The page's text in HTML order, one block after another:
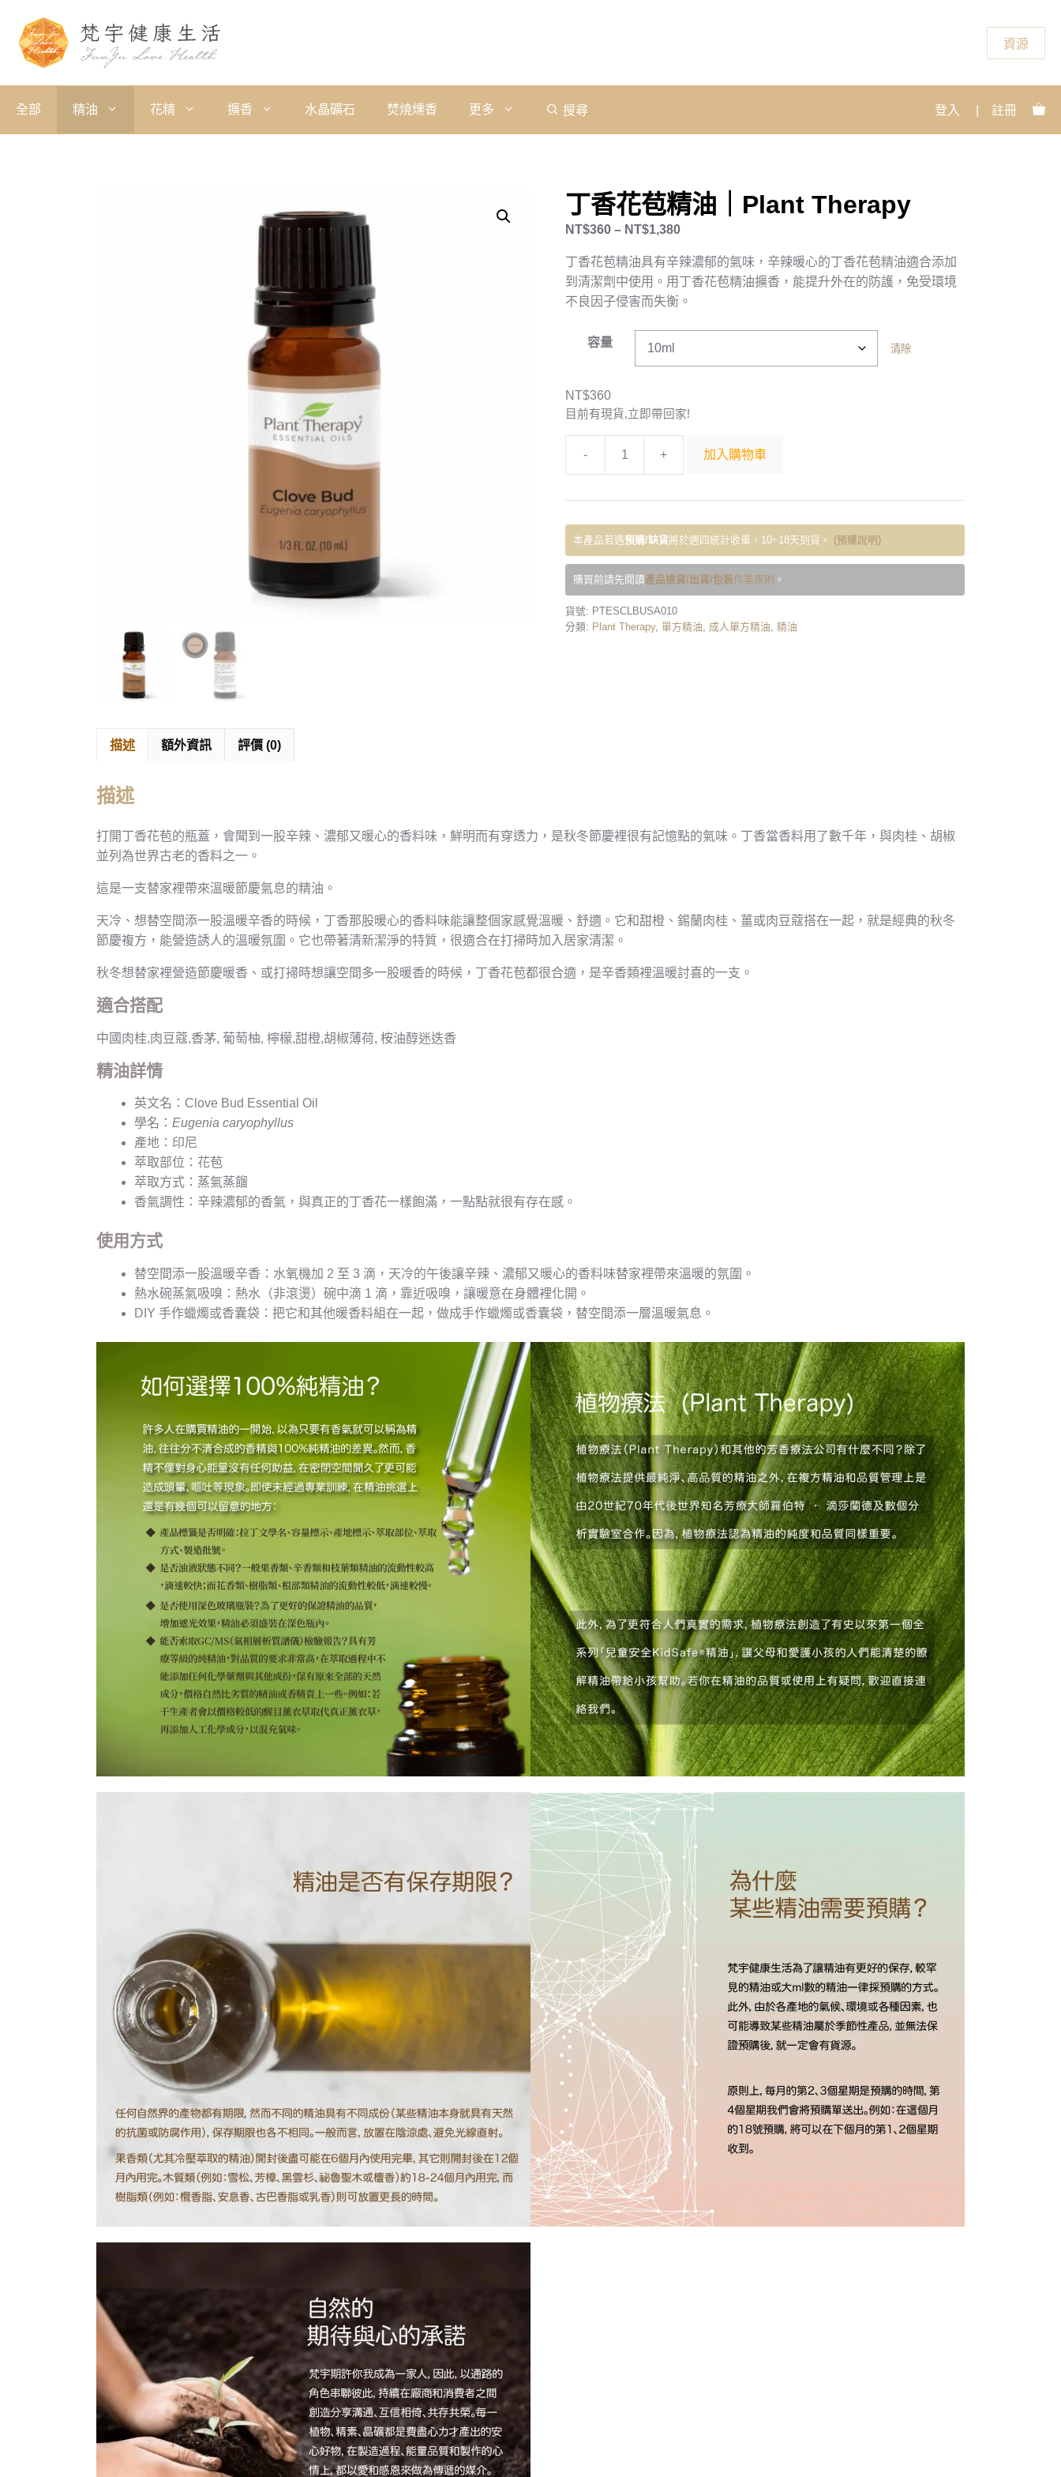
資源
全部 精油 花精 擴香 水晶礦石 焚燒燻香 更多 搜尋 登入 註冊
丁香花苞精油｜Plant Therapy
NT$360 – NT$1,380
丁香花苞精油具有辛辣濃郁的氣味，辛辣暖心的丁香花苞精油適合添加
到清潔劑中使用。用丁香花苞精油擴香，能提升外在的防護，免受環境
不良因子侵害而失衡。
容量 清除
NT$360
目前有現貨,立即帶回家!
- + 加入購物車
本產品若遇預購/缺貨將於週四統計收單，10~18天到貨。 (預購說明)
購買前請先閱讀產品撿貨/出貨/包裝作業原則 。
貨號: PTESCLBUSA010
分類: Plant Therapy, 單方精油 成人單方精油 精油
描述 額外資訊 評價 (0)
描述
打開丁香花苞的瓶蓋，會聞到一股辛辣、濃郁又暖心的香料味，鮮明而有穿透力，是秋冬節慶裡很有記憶點的氣味。丁香當香料用了數千年，與肉桂、胡椒
並列為世界古老的香料之一。
這是一支替家裡帶來溫暖節慶氣息的精油。
天冷、想替空間添一股溫暖辛香的時候，丁香那股暖心的香料味能讓整個家感覺溫暖、舒適。它和甜橙、錫蘭肉桂、薑或肉豆蔻搭在一起，就是經典的秋冬
節慶複方，能營造誘人的溫暖氛圍。它也帶著清新潔淨的特質，很適合在打掃時加入居家清潔。
秋冬想替家裡營造節慶暖香、或打掃時想讓空間多一股暖香的時候，丁香花苞都很合適，是辛香類裡溫暖討喜的一支。
適合搭配
中國肉桂,肉豆蔻,香茅, 葡萄柚, 檸檬,甜橙,胡椒薄荷, 桉油醇迷迭香
精油詳情
英文名：Clove Bud Essential Oil
學名： Eugenia caryophyllus
產地：印尼
萃取部位：花苞
萃取方式：蒸氣蒸餾
香氣調性：辛辣濃郁的香氣，與真正的丁香花一樣飽滿，一點點就很有存在感。
使用方式
替空間添一股溫暖辛香：水氧機加 2 至 3 滴，天冷的午後讓辛辣、濃郁又暖心的香料味替家裡帶來溫暖的氛圍。
熱水碗蒸氣吸嗅：熱水（非滾燙）碗中滴 1 滴，靠近吸嗅，讓暖意在身體裡化開。
DIY 手作蠟燭或香囊袋：把它和其他暖香料組在一起，做成手作蠟燭或香囊袋，替空間添一層溫暖氣息。